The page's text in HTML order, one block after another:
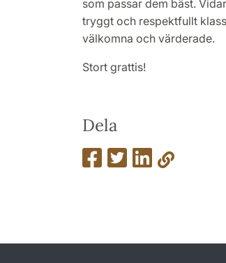
som passar dem bäst.
tryggt och respektfullt
välkomna och värderade.
Stort grattis!
Dela